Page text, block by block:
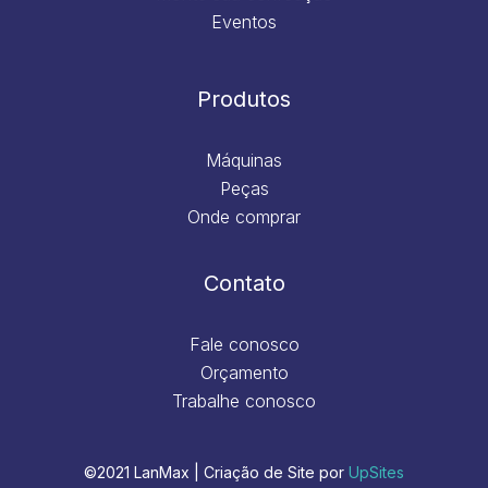
Eventos
Produtos
Máquinas
Peças
Onde comprar
Contato
Fale conosco
Orçamento
Trabalhe conosco
©2021 LanMax | Criação de Site por UpSites